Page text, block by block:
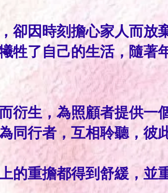
卻因時刻擔心家人而放
牲了自己的生活，隨著
衍生，為照顧者提供一
同行者，互相聆聽，彼
的重擔都得到舒緩，並